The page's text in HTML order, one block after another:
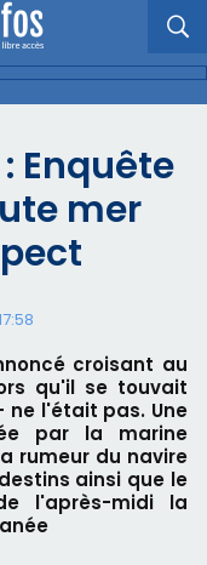
Enquête
mer
croisant au
qu'il se touvait
ne l'était pas. Une
par la marine
rumeur du navire
ainsi que le
l'après-midi la